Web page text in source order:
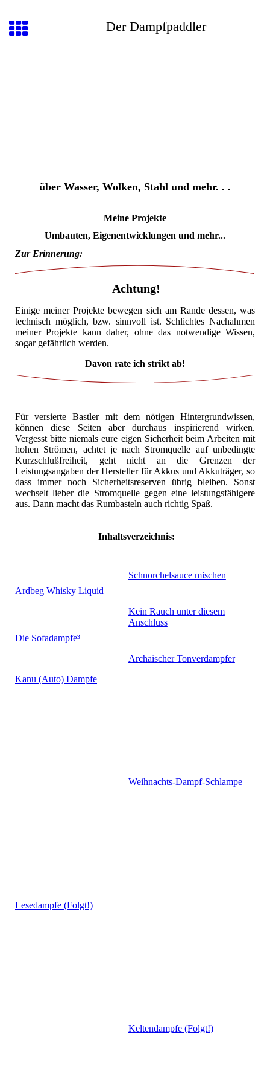
Der Dampfpaddler
über Wasser, Wolken, Stahl und mehr. . .
Meine Projekte
Umbauten, Eigenentwicklungen und mehr...
Zur Erinnerung:
Achtung!
Einige meiner Projekte bewegen sich am Rande dessen, was
technisch möglich, bzw. sinnvoll ist. Schlichtes Nachahmen
meiner Projekte kann daher, ohne das notwendige Wissen,
sogar gefährlich werden.
Davon rate ich strikt ab!
Für versierte Bastler mit dem nötigen Hintergrundwissen,
können diese Seiten aber durchaus inspirierend wirken.
Vergesst bitte niemals eure eigen Sicherheit beim Arbeiten mit
hohen Strömen, achtet je nach Stromquelle auf unbedingte
Kurzschlußfreiheit, geht nicht an die Grenzen der
Leistungsangaben der Hersteller für Akkus und Akkuträger, so
dass immer noch Sicherheitsreserven übrig bleiben. Sonst
wechselt lieber die Stromquelle gegen eine leistungsfähigere
aus. Dann macht das Rumbasteln auch richtig Spaß.
Inhaltsverzeichnis:
Schnorchelsauce mischen
Ardbeg Whisky Liquid
Kein Rauch unter diesem
Anschluss
Die Sofadampfe³
Archaischer Tonverdampfer
Kanu (Auto) Dampfe
Weihnachts-Dampf-Schlampe
Lesedampfe (Folgt!)
Keltendampfe (Folgt!)